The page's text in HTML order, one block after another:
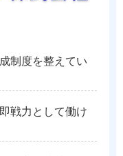
制度を整えてい
戦力として働け